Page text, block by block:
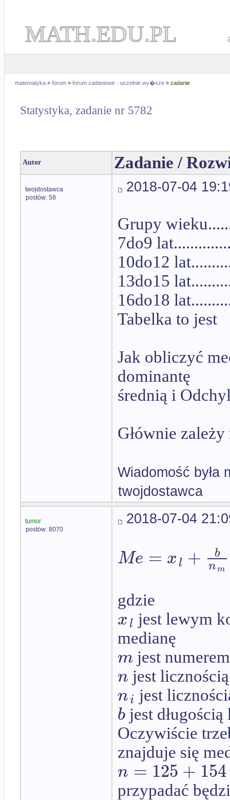
MATH.EDU.PL
matematyka » forum » forum zadaniowe - uczelnie wy�sze » zadanie
Statystyka, zadanie nr 5782
Autor Zadanie /
twojdostawca
postów: 58
2018-07-04
Grupy
7do9
10do12
13do15
16do18
Tabelka to jest
Jak obliczyć
dominantę
średnią i
Głównie
Wiadomość była
twojdostawca
tumor
postów: 8070
2018-07-04
Me = xl + b
nm
gdzie
xl jest lewym
medianę
mjest
n jest
ni jest
bjest długością
Oczywiście
znajduje się
n = 125+154
przypadać